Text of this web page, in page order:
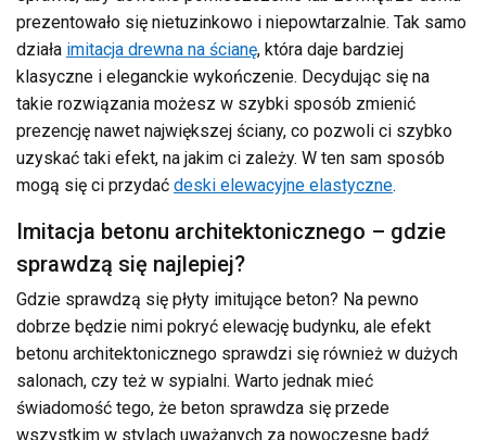
prezentowało się nietuzinkowo i niepowtarzalnie. Tak samo
działa imitacja drewna na ścianę, która daje bardziej
klasyczne i eleganckie wykończenie. Decydując się na
takie rozwiązania możesz w szybki sposób zmienić
prezencję nawet największej ściany, co pozwoli ci szybko
uzyskać taki efekt, na jakim ci zależy. W ten sam sposób
mogą się ci przydać deski elewacyjne elastyczne.
Imitacja betonu architektonicznego – gdzie
sprawdzą się najlepiej?
Gdzie sprawdzą się płyty imitujące beton? Na pewno
dobrze będzie nimi pokryć elewację budynku, ale efekt
betonu architektonicznego sprawdzi się również w dużych
salonach, czy też w sypialni. Warto jednak mieć
świadomość tego, że beton sprawdza się przede
wszystkim w stylach uważanych za nowoczesne bądź